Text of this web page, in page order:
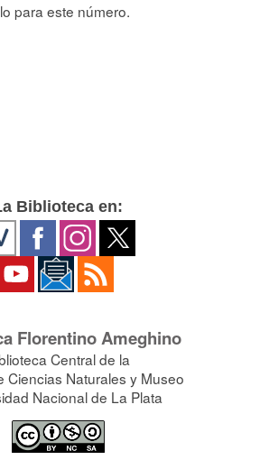
para este número.
Biblioteca en:
Florentino Ameghino
Central de la
Ciencias Naturales y Museo
Nacional de La Plata